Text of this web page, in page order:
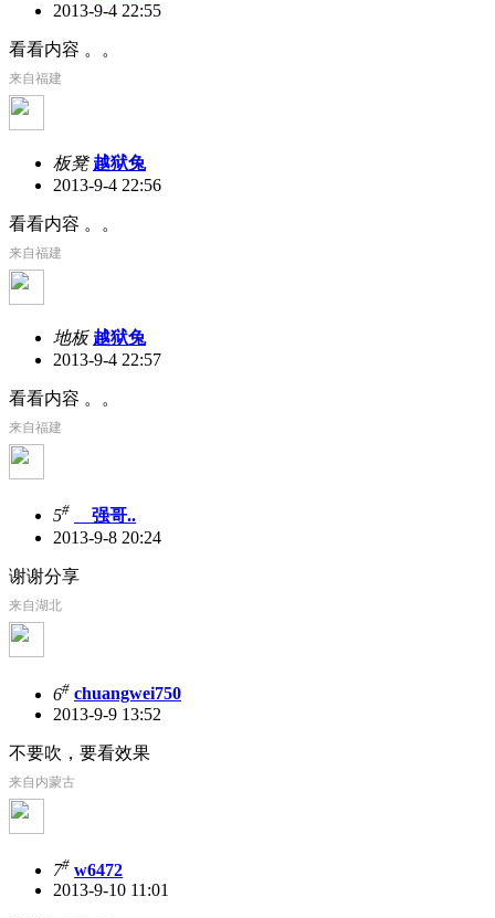
2013-9-4 22:55
看看内容 。。
来自福建
板凳 越狱兔
2013-9-4 22:56
看看内容 。。
来自福建
地板 越狱兔
2013-9-4 22:57
看看内容 。。
来自福建
5#
ゞ强哥..
2013-9-8 20:24
谢谢分享
来自湖北
6# chuangwei750
2013-9-9 13:52
不要吹，要看效果
来自内蒙古
7# w6472
2013-9-10 11:01